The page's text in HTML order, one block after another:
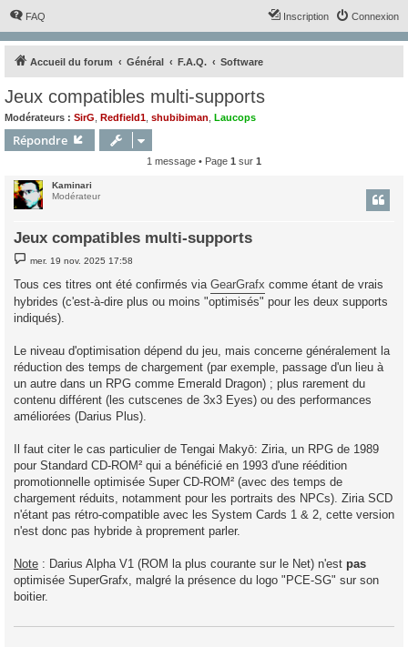
FAQ Connexion
Inscription
Accueil du forum Général F.A.Q. Software
Jeux compatibles multi-supports
Modérateurs : SirG Redfield1 shubibiman Laucops
Répondre
1 message • Page 1 sur 1
Kaminari
Modérateur
Jeux compatibles multi-supports
e
s
a
e
mer. 19 nov. 2025 17:58
Tous ces titres ont été confirmés via GearGrafx comme étant de vrais
hybrides (c'est-à-dire plus ou moins "optimisés" pour les deux supports
indiqués).
Le niveau d'optimisation dépend du jeu, mais concerne généralement la
réduction des temps de chargement (par exemple, passage d'un lieu à
un autre dans un RPG comme Emerald Dragon) ; plus rarement du
contenu différent (les cutscenes de 3x3 Eyes) ou des performances
améliorées (Darius Plus).
Il faut citer le cas particulier de Tengai Makyō: Ziria, un RPG de 1989
pour Standard CD-ROM² qui a bénéficié en 1993 d'une réédition
promotionnelle optimisée Super CD-ROM² (avec des temps de
chargement réduits, notamment pour les portraits des NPCs). Ziria SCD
n'étant pas rétro-compatible avec les System Cards 1 & 2, cette version
n'est donc pas hybride à proprement parler.
Note : Darius Alpha V1 (ROM la plus courante sur le Net) n'est pas
optimisée SuperGrafx, malgré la présence du logo "PCE-SG" sur son
boitier.